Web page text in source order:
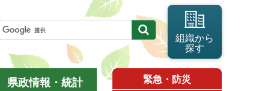
組織から
探す
県政情報・統計 緊急・防災